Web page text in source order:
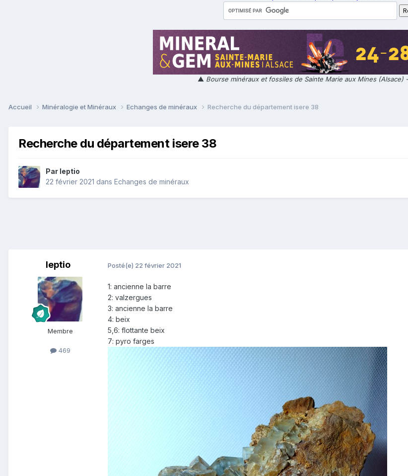
▲ Bourse minéraux et fossiles de Sainte Marie aux Mines (Alsace)
Accueil Minéralogie et Minéraux Echanges de minéraux Recherche du département isere 38
Recherche du département isere 38
Par leptio
22 février 2021 dans Echanges de minéraux
leptio
Membre
469
Posté(e) 22 février 2021
1: ancienne la barre
2: valzergues
3: ancienne la barre
4: beix
5,6: flottante beix
7: pyro farges